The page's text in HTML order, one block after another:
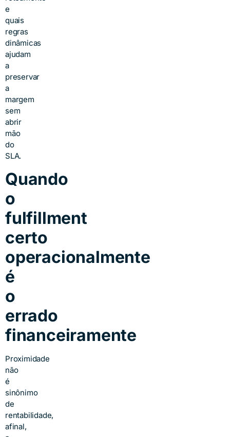
e
quais
regras
dinâmicas
ajudam
a
preservar
a
margem
sem
abrir
mão
do
SLA.
Quando
o
fulfillment
certo
operacionalmente
é
o
errado
financeiramente
Proximidade
não
é
sinônimo
de
rentabilidade,
afinal,